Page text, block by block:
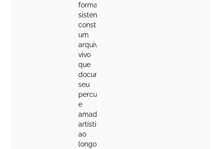
forma
sistemática,
construindo
um
arquivo
vivo
que
documenta
seu
percurso
e
amadurecimento
artístico
ao
longo